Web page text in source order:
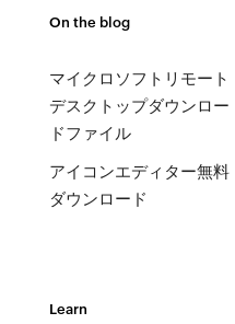
On the blog
マイクロソフトリモート
デスクトップダウンロー
ドファイル
アイコンエディター無料
ダウンロード
Learn